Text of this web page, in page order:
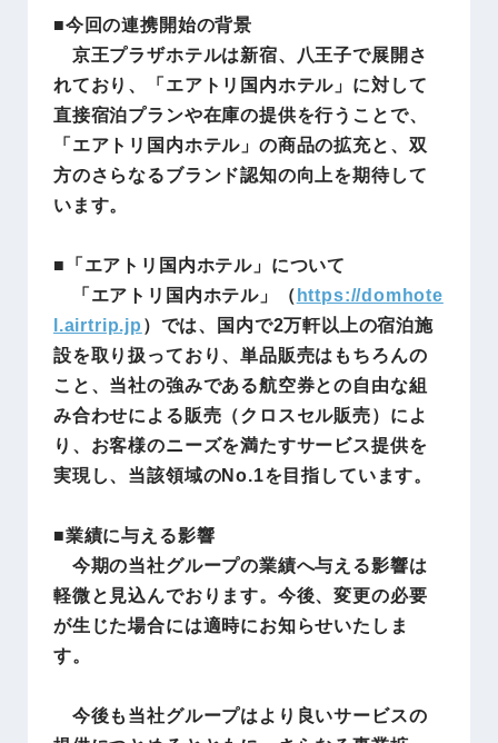
■今回の連携開始の背景
京王プラザホテルは新宿、八王子で展開さ
れており、「エアトリ国内ホテル」に対して
直接宿泊プランや在庫の提供を行うことで、
「エアトリ国内ホテル」の商品の拡充と、双
方のさらなるブランド認知の向上を期待して
います。
■
「エアトリ国内ホテル」について
「エアトリ国内ホテル」（https://domhote
l.airtrip.jp ）では、国内で2万軒以上の宿泊施
設を取り扱っており、単品販売はもちろんの
こと、当社の強みである航空券との自由な組
み合わせによる販売（クロスセル販売）によ
り、お客様のニーズを満たすサービス提供を
実現し、当該領域のNo.1を目指しています。
■業績に与える影響
今期の当社グループの業績へ与える影響は
軽微と見込んでおります。今後、変更の必要
が生じた場合には適時にお知らせいたしま
す。
今後も当社グループはより良いサービスの